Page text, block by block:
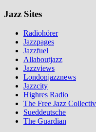
Jazz Sites
Radiohörer
Jazzpages
Jazzfuel
Allaboutjazz
Jazzviews
Londonjazznews
Jazzcity
Highres Radio
The Free Jazz
Sueddeutsche
The Guardian